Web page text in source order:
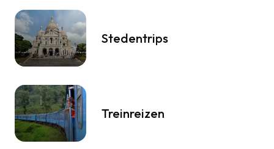
Stedentrips
Treinreizen